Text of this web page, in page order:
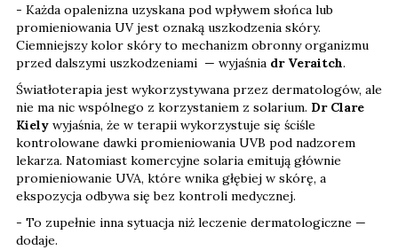
- Każda opalenizna uzyskana pod wpływem słońca lub
promieniowania UV jest oznaką uszkodzenia skóry.
Ciemniejszy kolor skóry to mechanizm obronny organizmu
przed dalszymi uszkodzeniami — wyjaśnia dr Veraitch.
Światłoterapia jest wykorzystywana przez dermatologów, ale
nie ma nic wspólnego z korzystaniem z solarium. Dr Clare
Kiely wyjaśnia, że w terapii wykorzystuje się ściśle
kontrolowane dawki promieniowania UVB pod nadzorem
lekarza. Natomiast komercyjne solaria emitują głównie
promieniowanie UVA, które wnika głębiej w skórę, a
ekspozycja odbywa się bez kontroli medycznej.
- To zupełnie inna sytuacja niż leczenie dermatologiczne —
dodaje.